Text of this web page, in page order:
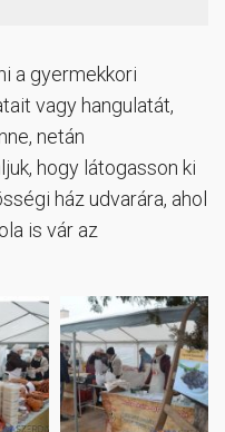
a gyermekkori
vagy hangulatát,
netán
hogy látogasson ki
ház udvarára, ahol
is vár az